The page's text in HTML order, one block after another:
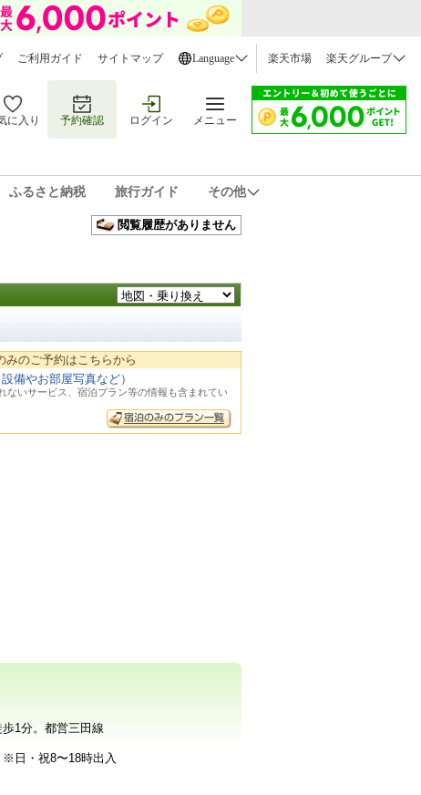
ご利用ガイド サイトマップ Language 楽天市場 楽天グループ
に入り 予約確認 ログイン メニュー
ふるさと納税 旅行ガイド その他
閲覧履歴がありません
みのご予約はこちらから
備やお部屋写真など）
ないサービス、宿泊プラン等の情報も含まれてい
1分。都営三田線
※日・祝8〜18時出入